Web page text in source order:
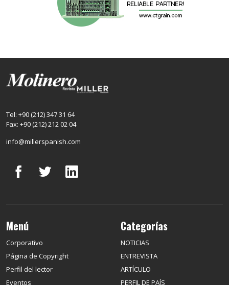
Tel: +90 (212) 347 31 64
Fax: +90 (212) 212 02 04
info@millerspanish.com
Menú
Corporativo
Página de Copyright
Perfil del lector
Eventos
Categorías
NOTICIAS
ENTREVISTA
ARTÍCULO
PERFIL DE PAÍS